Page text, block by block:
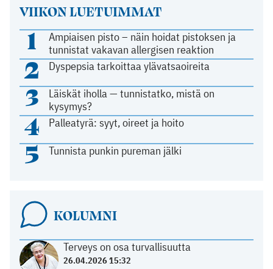
VIIKON LUETUIMMAT
1
Ampiaisen pisto – näin hoidat pistoksen ja
tunnistat vakavan allergisen reaktion
2 Dyspepsia tarkoittaa ylävatsaoireita
3
Läiskät iholla — tunnistatko, mistä on
kysymys?
4 Palleatyrä: syyt, oireet ja hoito
5 Tunnista punkin pureman jälki
KOLUMNI
Terveys on osa turvallisuutta
26.04.2026 15:32